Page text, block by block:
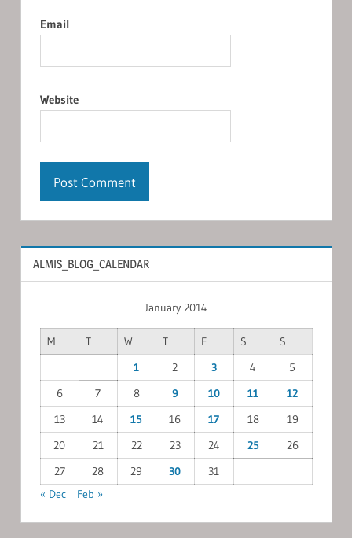
Email
Website
ALMIS_BLOG_CALENDAR
January 2014
M T W T F S
S
1
2 3 4
5
6
7 8 9 10 11
12
13
14 15 16 17 18
19
20
21 22 23 24 25
26
27
28 29 30
31
« Dec
Feb »